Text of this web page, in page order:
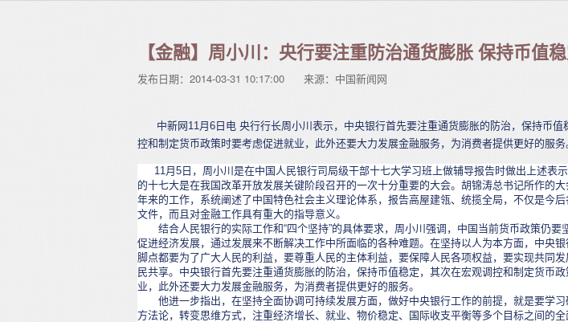
【金融】周小川：央行要注重防治通货膨胀 保持币值
发布日期： 2014-03-31 10:17:00 来源： 中国新闻网
中新网11月6日电 央行行长周小川表示，中央银行首先要注重通货膨胀的防治，保持币值
控和制定货币政策时要考虑促进就业，此外还要大力发展金融服务，为消费者提供更好的服务
11月5日，周小川是在中国人民银行司局级干部十七大学习班上做辅导报告时做出上述表
的十七大是在我国改革开放发展关键阶段召开的一次十分重要的大会。胡锦涛总书记所作的
年来的工作，系统阐述了中国特色社会主义理论体系，报告高屋建瓴、统揽全局，不仅是今
文件，而且对金融工作具有重大的指导意义。
结合人民银行的实际工作和“四个坚持”的具体要求，周小川强调，中国当前货币政策仍要
促进经济发展，通过发展来不断解决工作中所面临的各种难题。在坚持以人为本方面，中央
脚点都要为了广大人民的利益，要尊重人民的主体利益，要保障人民各项权益，要实现共同
民共享。中央银行首先要注重通货膨胀的防治，保持币值稳定，其次在宏观调控和制定货币
业，此外还要大力发展金融服务，为消费者提供更好的服务。
他进一步指出，在坚持全面协调可持续发展方面，做好中央银行工作的前提，就是要学习
方法论，转变思维方式，注重经济增长、就业、物价稳定、国际收支平衡等多个目标之间的